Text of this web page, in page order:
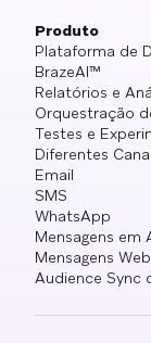
Produto
Plataforma de
BrazeAI™
Relatórios e
Orquestração
Testes e
Diferentes
Email
SMS
WhatsApp
Mensagens em
Mensagens Web
Audience Sync